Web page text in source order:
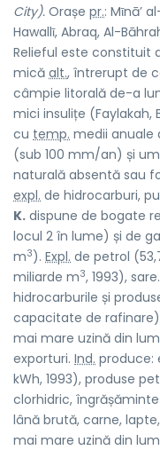
City). Orașe pr.: Mῑnā’
Hawallῑ, Abraq, Al-
Relieful este constituit
mică alt., întrerupt de
câmpie litorală de-a
mici insulițe (Faylakah,
cu temp. medii anuale
(sub 100 mm/an) și
naturală absentă sau
expl. de hidrocarburi,
K. dispune de bogate
locul 2 în lume) și de
m3). Expl. de petrol
miliarde m3, 1993),
hidrocarburile și
capacitate de
mai mare uzină din
exporturi. Ind. produce:
kWh, 1993), produse
clorhidric,
lână brută, carne,
mai mare uzină din